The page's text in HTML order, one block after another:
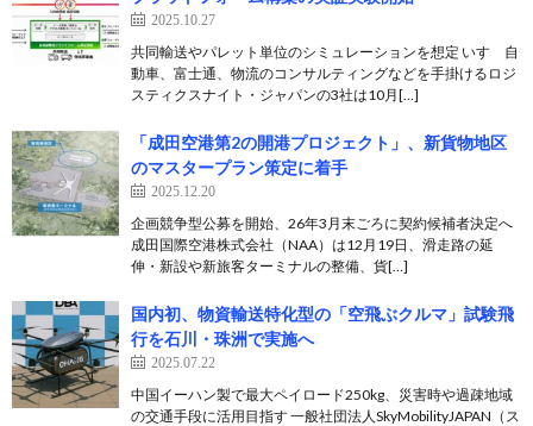
2025.10.27
共同輸送やパレット単位のシミュレーションを想定 いすゞ自
動車、富士通、物流のコンサルティングなどを手掛けるロジ
スティクスナイト・ジャパンの3社は10月[…]
「成田空港第2の開港プロジェクト」、新貨物地区
のマスタープラン策定に着手
2025.12.20
企画競争型公募を開始、26年3月末ごろに契約候補者決定へ
成田国際空港株式会社（NAA）は12月19日、滑走路の延
伸・新設や新旅客ターミナルの整備、貨[…]
国内初、物資輸送特化型の「空飛ぶクルマ」試験飛
行を石川・珠洲で実施へ
2025.07.22
中国イーハン製で最大ペイロード250kg、災害時や過疎地域
の交通手段に活用目指す 一般社団法人SkyMobilityJAPAN（ス